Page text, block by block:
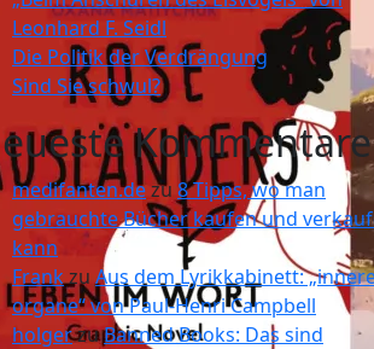
Leonhard F. Seidl
Die Politik der Verdrängung
Sind Sie schwul?
Kommentare
medifanten.dezu 8 Tipps, wo man
gebrauchte Bücher kaufen und
kann
FrankzuAus dem Lyrikkabinett:
organe“ von Paul-Henri Campbell
holgerzuBanned Books: Das sind